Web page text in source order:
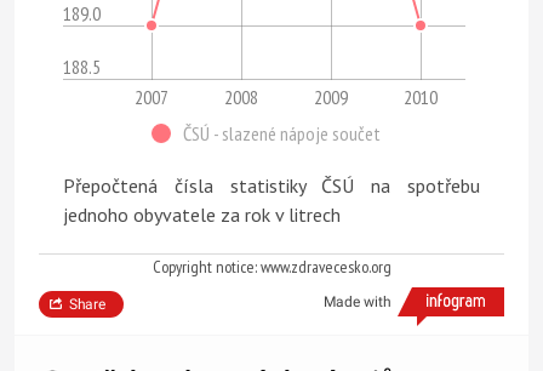
188.5
189.0
2007 2008 2009
2010
ČSÚ - slazené nápoje součet
Přepočtená čísla statistiky ČSÚ na spotřebu
jednoho obyvatele za rok v litrech
Copyright notice: www.zdravecesko.org
Made with
Share